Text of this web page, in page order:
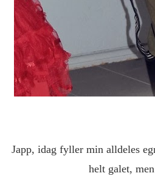
Japp, idag fyller min alldeles
helt galet,